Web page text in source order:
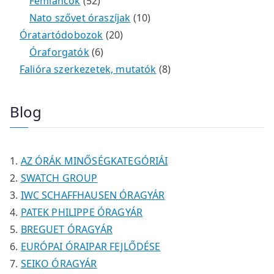
k
é
k
r
m
é
k
e
r
é
e
r
é
9
t
e
r
2
t
e
r
Nato szővet óraszíjak 101
e
Óratartódobozok 202
t
k
Óraforgatók 66
t
k
Falióra szerkezetek, mutatók 88
é
Blog
AZ ÓRÁK MINŐSÉGKATEGÓRIÁI
SWATCH GROUP
IWC SCHAFFHAUSEN ÓRAGYÁR
PATEK PHILIPPE ÓRAGYÁR
BREGUET ÓRAGYÁR
EURÓPAI ÓRAIPAR FEJLŐDÉSE
SEIKO ÓRAGYÁR